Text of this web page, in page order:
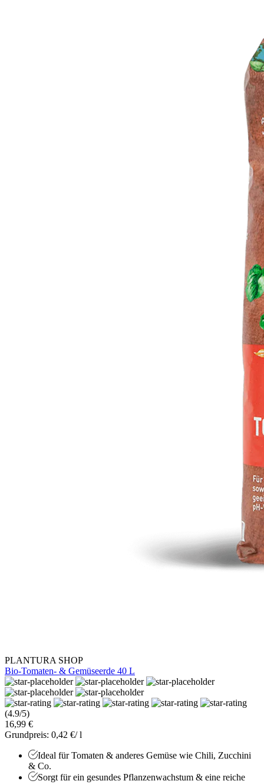
PLANTURA SHOP
Bio-Tomaten- & Gemüseerde 40 L
(4.9/5)
16,99 €
Grundpreis: 0,42 €/ l
Ideal für Tomaten & anderes Gemüse wie Chili, Zucchini
& Co.
Sorgt für ein gesundes Pflanzenwachstum & eine reiche